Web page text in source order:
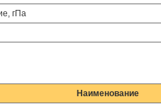
гПа
Наименование